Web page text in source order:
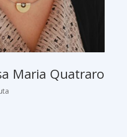
Maria Quatraro